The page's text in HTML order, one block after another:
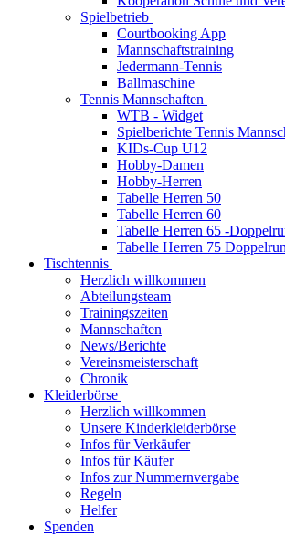
Spielbetrieb
Courtbooking App
Mannschaftstraining
Jedermann-Tennis
Ballmaschine
Tennis Mannschaften
WTB - Widget
Spielberichte Tennis
KIDs-Cup U12
Hobby-Damen
Hobby-Herren
Tabelle Herren 50
Tabelle Herren 60
Tabelle Herren 65 -
Tabelle Herren 75
Tischtennis
Herzlich willkommen
Abteilungsteam
Trainingszeiten
Mannschaften
News/Berichte
Vereinsmeisterschaft
Chronik
Kleiderbörse
Herzlich willkommen
Unsere Kinderkleiderbörse
Infos für Verkäufer
Infos für Käufer
Infos zur Nummernvergabe
Regeln
Helfer
Spenden